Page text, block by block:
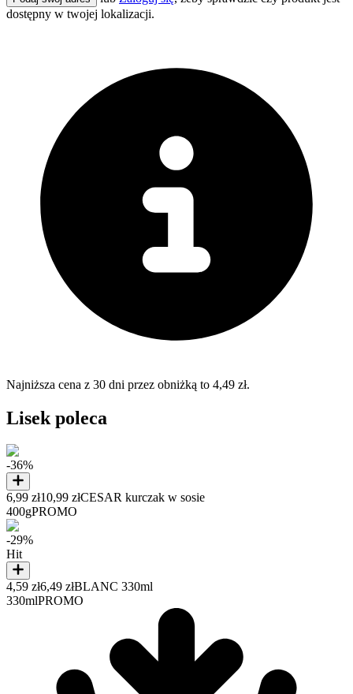
dostępny w twojej lokalizacji.
Najniższa cena z 30 dni przez obniżką to 4,49 zł.
Lisek poleca
-36%
6,99 zł10,99 złCESAR kurczak w sosie
400gPROMO
-29%
Hit
4,59 zł6,49 złBLANC 330ml
330mlPROMO